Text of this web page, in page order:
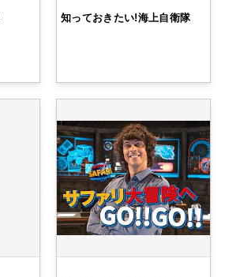
知っておきたい!海上自衛隊